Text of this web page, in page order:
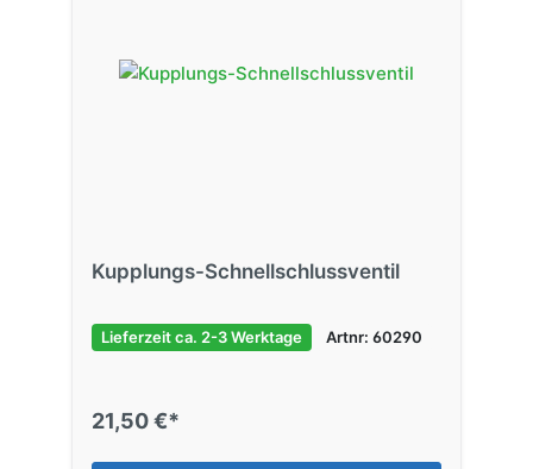
Kupplungs-Schnellschlussventil
Lieferzeit ca. 2-3 Werktage Artnr: 60290
21,50 €*